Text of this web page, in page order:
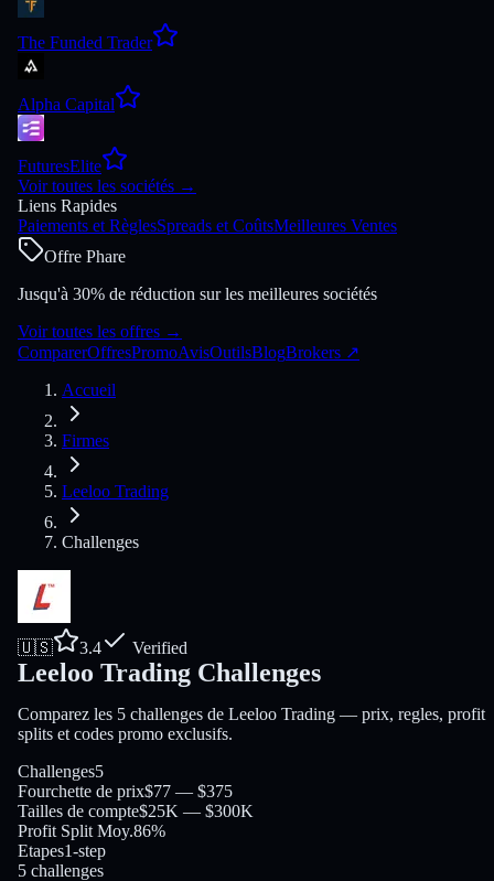
The Funded Trader
Alpha Capital
FuturesElite
Voir toutes les sociétés →
Liens Rapides
Paiements et RèglesSpreads et CoûtsMeilleures Ventes
Offre Phare
Jusqu'à 30% de réduction sur les meilleures sociétés
Voir toutes les offres →
ComparerOffresPromoAvisOutilsBlogBrokers ↗
Accueil
Firmes
Leeloo Trading
Challenges
🇺🇸 3.4 Verified
Leeloo Trading Challenges
Comparez les 5 challenges de Leeloo Trading — prix, regles, profit
splits et codes promo exclusifs.
Challenges5
Fourchette de prix$77 — $375
Tailles de compte$25K — $300K
Profit Split Moy.86%
Etapes1-step
5 challenges